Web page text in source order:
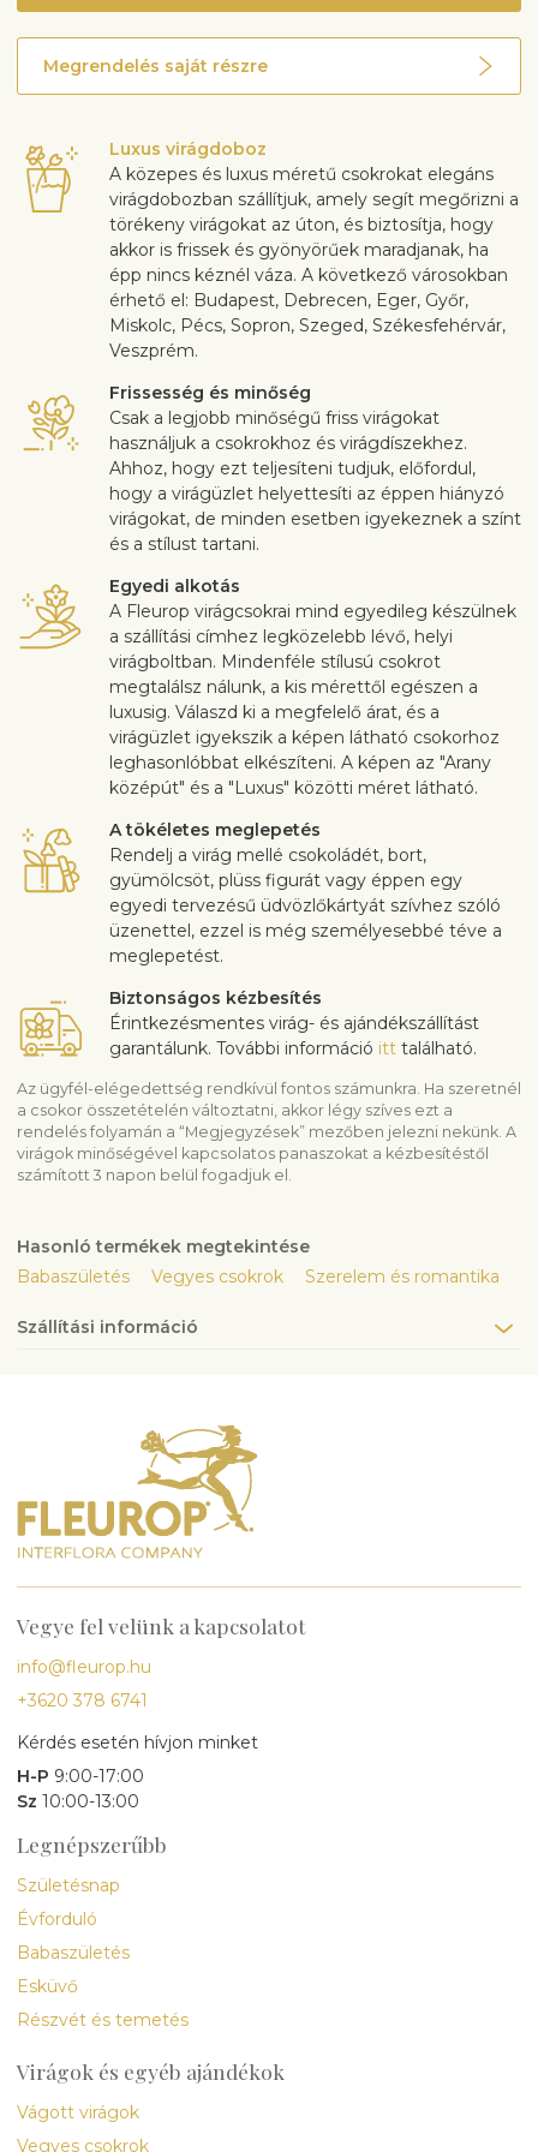
Megrendelés saját részre
Luxus virágdoboz
A közepes és luxus méretű csokrokat elegáns
virágdobozban szállítjuk, amely segít megőrizni a
törékeny virágokat az úton, és biztosítja, hogy
akkor is frissek és gyönyörűek maradjanak, ha
épp nincs kéznél váza. A következő városokban
érhető el: Budapest, Debrecen, Eger, Győr,
Miskolc, Pécs, Sopron, Szeged, Székesfehérvár,
Veszprém.
Frissesség és minőség
Csak a legjobb minőségű friss virágokat
használjuk a csokrokhoz és virágdíszekhez.
Ahhoz, hogy ezt teljesíteni tudjuk, előfordul,
hogy a virágüzlet helyettesíti az éppen hiányzó
virágokat, de minden esetben igyekeznek a színt
és a stílust tartani.
Egyedi alkotás
A Fleurop virágcsokrai mind egyedileg készülnek
a szállítási címhez legközelebb lévő, helyi
virágboltban. Mindenféle stílusú csokrot
megtalálsz nálunk, a kis mérettől egészen a
luxusig. Válaszd ki a megfelelő árat, és a
virágüzlet igyekszik a képen látható csokorhoz
leghasonlóbbat elkészíteni. A képen az "Arany
középút" és a "Luxus" közötti méret látható.
A tökéletes meglepetés
Rendelj a virág mellé csokoládét, bort,
gyümölcsöt, plüss figurát vagy éppen egy
egyedi tervezésű üdvözlőkártyát szívhez szóló
üzenettel, ezzel is még személyesebbé téve a
meglepetést.
Biztonságos kézbesítés
Érintkezésmentes virág- és ajándékszállítást
garantálunk. További információ itt található.
Az ügyfél-elégedettség rendkívül fontos számunkra. Ha szeretnél
a csokor összetételén változtatni, akkor légy szíves ezt a
rendelés folyamán a “Megjegyzések” mezőben jelezni nekünk. A
virágok minőségével kapcsolatos panaszokat a kézbesítéstől
számított 3 napon belül fogadjuk el.
Hasonló termékek megtekintése
Babaszületés
Vegyes csokrok Szerelem és romantika
Szállítási információ
Vegye fel velünk a kapcsolatot
info@fleurop.hu
+3620 378 6741
Kérdés esetén hívjon minket
H-P 9:00-17:00
Sz 10:00-13:00
Legnépszerűbb
Születésnap
Évforduló
Babaszületés
Esküvő
Részvét és temetés
Virágok és egyéb ajándékok
Vágott virágok
Vegyes csokrok